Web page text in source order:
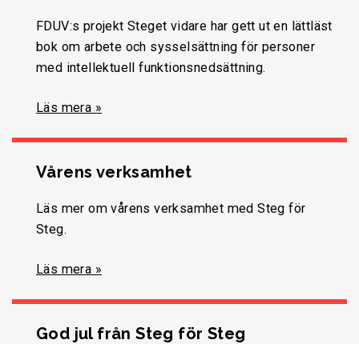
FDUV:s projekt Steget vidare har gett ut en lättläst
bok om arbete och sysselsättning för personer
med intellektuell funktionsnedsättning.
Läs mera »
Vårens verksamhet
Läs mer om vårens verksamhet med Steg för
Steg.
Läs mera »
God jul från Steg för Steg